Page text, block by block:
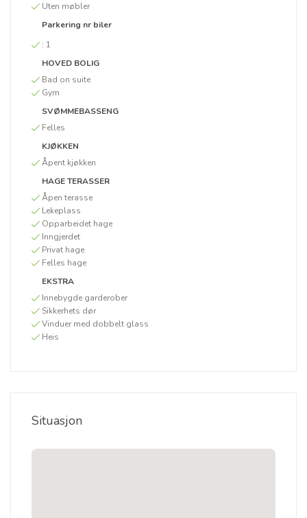
Uten møbler
Parkering nr biler
: 1
HOVED BOLIG
Bad on suite
Gym
SVØMMEBASSENG
Felles
KJØKKEN
Åpent kjøkken
HAGE TERASSER
Åpen terasse
Lekeplass
Opparbeidet hage
Inngjerdet
Privat hage
Felles hage
EKSTRA
Innebygde garderober
Sikkerhets dør
Vinduer med dobbelt glass
Heis
Situasjon